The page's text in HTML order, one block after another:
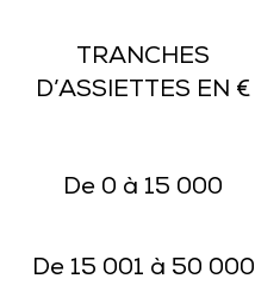
TRANCHES
D’ASSIETTES EN €
De 0 à 15 000
De 15 001 à 50 000